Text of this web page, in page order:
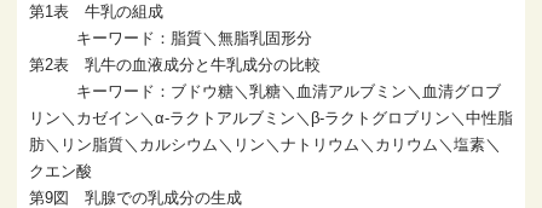
第1表 牛乳の組成
キーワード：脂質＼無脂乳固形分
第2表 乳牛の血液成分と牛乳成分の比較
キーワード：ブドウ糖＼乳糖＼血清アルブミン＼血清グロブ
リン＼カゼイン＼α‐ラクトアルブミン＼β‐ラクトグロブリン＼中性脂
肪＼リン脂質＼カルシウム＼リン＼ナトリウム＼カリウム＼塩素＼
クエン酸
第9図 乳腺での乳成分の生成